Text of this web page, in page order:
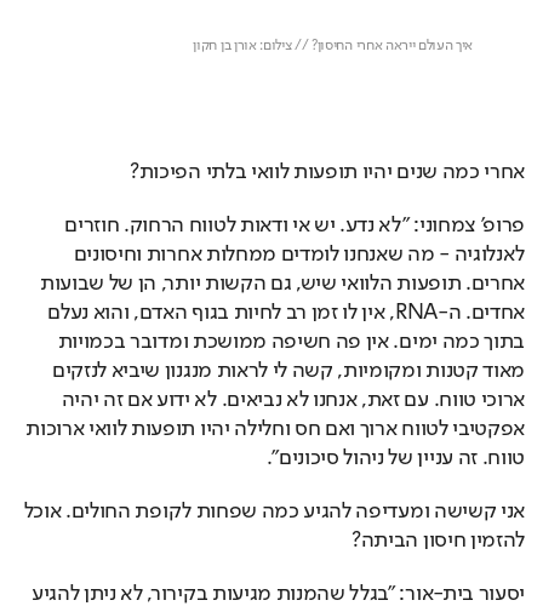
                איך העולם ייראה אחרי החיסון? // צילום: אורן בן חקון
אחרי כמה שנים יהיו תופעות לוואי בלתי הפיכות?
פרופ' צמחוני: "לא נדע. יש אי ודאות לטווח הרחוק. חוזרים
לאנלוגיה - מה שאנחנו לומדים ממחלות אחרות וחיסונים
אחרים. תופעות הלוואי שיש, גם הקשות יותר, הן של שבועות
אחדים. ה-RNA, אין לו זמן רב לחיות בגוף האדם, והוא נעלם
בתוך כמה ימים. אין פה חשיפה ממושכת ומדובר בכמויות
מאוד קטנות ומקומיות, קשה לי לראות מנגנון שיביא לנזקים
ארוכי טווח. עם זאת, אנחנו לא נביאים. לא ידוע אם זה יהיה
אפקטיבי לטווח ארוך ואם חס וחלילה יהיו תופעות לוואי ארוכות
טווח. זה עניין של ניהול סיכונים".
אני קשישה ומעדיפה להגיע כמה שפחות לקופת החולים. אוכל
להזמין חיסון הביתה?
יסעור בית-אור: "בגלל שהמנות מגיעות בקירור, לא ניתן להגיע